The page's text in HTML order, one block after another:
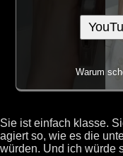
Warum
Sie ist einfach klasse.
agiert so, wie es die
würden. Und ich würde